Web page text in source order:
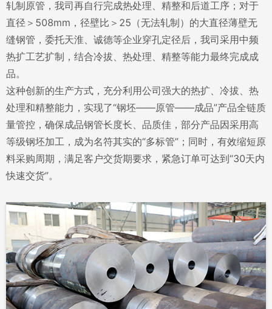
轧制原管，我司再自行完成热处理、精整和后道工序；对于
直径＞508mm，径壁比＞25（无法轧制）的大直径薄壁无
缝钢管，委托天淮、诚德等企业穿孔定径后，我司采用中频
热扩工艺扩制，结合冷拔、热处理、精整等能力最终完成成
品。
这种创新的生产方式，充分利用公司强大的热扩、冷拔、热
处理和精整能力，实现了“钢坯——原管——成品”产品全链质
量管控，确保成品钢管长度长、品质佳，部分产品因采用高
等级钢坯加工，成为名符其实的“多标管”；同时，有效缩短原
料采购周期，满足客户交货期要求，紧急订单可达到“30天内
快速交货”。